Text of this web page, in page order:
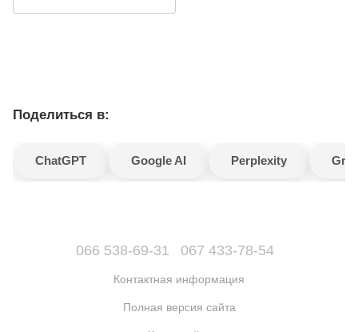
Поделиться в:
ChatGPT Google AI Perplexity
066 538-69-31 067 433-78-54
Контактная информация
Полная версия сайта